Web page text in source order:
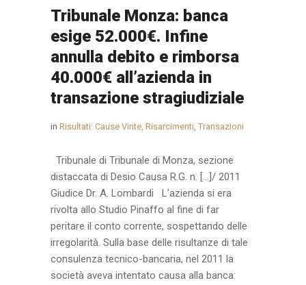
Tribunale Monza: banca
esige 52.000€. Infine
annulla debito e rimborsa
40.000€ all’azienda in
transazione stragiudiziale
in Risultati: Cause Vinte, Risarcimenti, Transazioni
Tribunale di Tribunale di Monza, sezione
distaccata di Desio Causa R.G. n. […]/ 2011
Giudice Dr. A. Lombardi L’azienda si era
rivolta allo Studio Pinaffo al fine di far
peritare il conto corrente, sospettando delle
irregolarità. Sulla base delle risultanze di tale
consulenza tecnico-bancaria, nel 2011 la
società aveva intentato causa alla banca: